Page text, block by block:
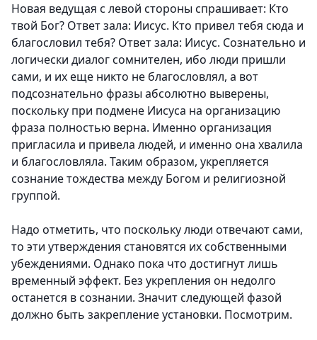
Новая ведущая с левой стороны спрашивает: Кто
твой Бог? Ответ зала: Иисус. Кто привел тебя сюда и
благословил тебя? Ответ зала: Иисус. Сознательно и
логически диалог сомнителен, ибо люди пришли
сами, и их еще никто не благословлял, а вот
подсознательно фразы абсолютно выверены,
поскольку при подмене Иисуса на организацию
фраза полностью верна. Именно организация
пригласила и привела людей, и именно она хвалила
и благословляла. Таким образом, укрепляется
сознание тождества между Богом и религиозной
группой.
Надо отметить, что поскольку люди отвечают сами,
то эти утверждения становятся их собственными
убеждениями. Однако пока что достигнут лишь
временный эффект. Без укрепления он недолго
останется в сознании. Значит следующей фазой
должно быть закрепление установки. Посмотрим.